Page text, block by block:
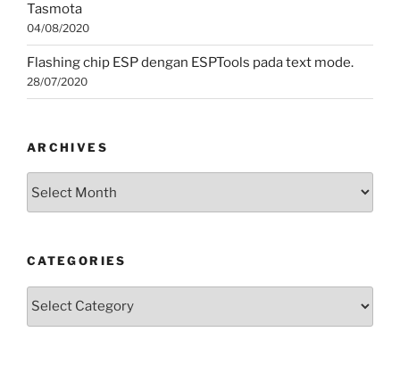
Tasmota
04/08/2020
Flashing chip ESP dengan ESPTools pada text mode.
28/07/2020
ARCHIVES
CATEGORIES
Categories